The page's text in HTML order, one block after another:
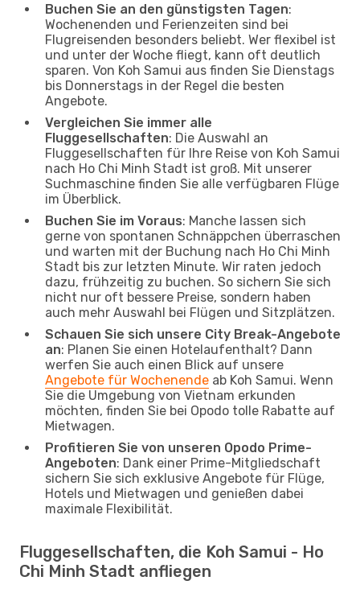
Buchen Sie an den günstigsten Tagen:
Wochenenden und Ferienzeiten sind bei
Flugreisenden besonders beliebt. Wer flexibel ist
und unter der Woche fliegt, kann oft deutlich
sparen. Von Koh Samui aus finden Sie Dienstags
bis Donnerstags in der Regel die besten
Angebote.
Vergleichen Sie immer alle
Fluggesellschaften: Die Auswahl an
Fluggesellschaften für Ihre Reise von Koh Samui
nach Ho Chi Minh Stadt ist groß. Mit unserer
Suchmaschine finden Sie alle verfügbaren Flüge
im Überblick.
Buchen Sie im Voraus: Manche lassen sich
gerne von spontanen Schnäppchen überraschen
und warten mit der Buchung nach Ho Chi Minh
Stadt bis zur letzten Minute. Wir raten jedoch
dazu, frühzeitig zu buchen. So sichern Sie sich
nicht nur oft bessere Preise, sondern haben
auch mehr Auswahl bei Flügen und Sitzplätzen.
Schauen Sie sich unsere City Break-Angebote
an: Planen Sie einen Hotelaufenthalt? Dann
werfen Sie auch einen Blick auf unsere
Angebote für Wochenende ab Koh Samui. Wenn
Sie die Umgebung von Vietnam erkunden
möchten, finden Sie bei Opodo tolle Rabatte auf
Mietwagen.
Profitieren Sie von unseren Opodo Prime-
Angeboten: Dank einer Prime-Mitgliedschaft
sichern Sie sich exklusive Angebote für Flüge,
Hotels und Mietwagen und genießen dabei
maximale Flexibilität.
Fluggesellschaften, die Koh Samui - Ho
Chi Minh Stadt anfliegen